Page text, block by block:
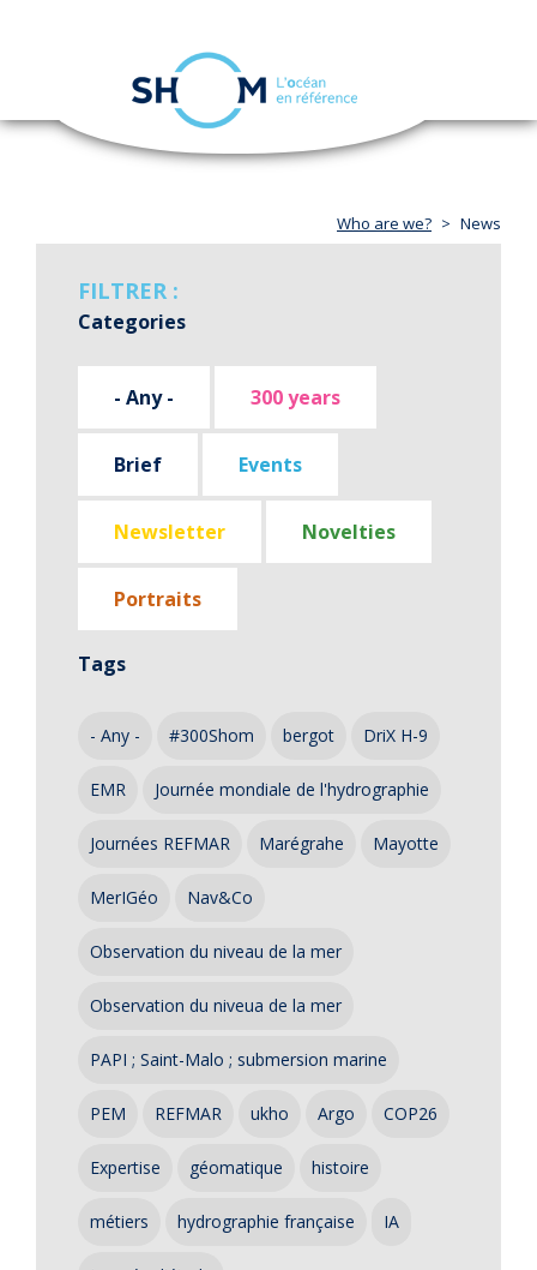
Skip
navigation
Who are we? News
FILTRER :
Categories
- Any - 300 years
Brief Events
Newsletter Novelties
Portraits
Tags
- Any - #300Shom bergot DriX H-9
EMR Journée mondiale de l'hydrographie
Journées REFMAR Marégrahe Mayotte
MerIGéo Nav&Co
Observation du niveau de la mer
Observation du niveua de la mer
PAPI ; Saint-Malo ; submersion marine
PEM REFMAR ukho Argo COP26
Expertise géomatique histoire
métiers hydrographie française IA